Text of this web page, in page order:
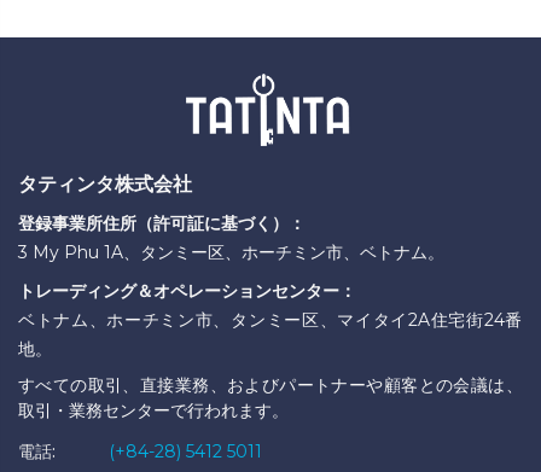
タティンタ株式会社
登録事業所住所（許可証に基づく）：
3 My Phu 1A、タンミー区、ホーチミン市、ベトナム。
トレーディング＆オペレーションセンター：
ベトナム、ホーチミン市、タンミー区、マイタイ2A住宅街24番
地。
すべての取引、直接業務、およびパートナーや顧客との会議は、
取引・業務センターで行われます。
電話:
(+84-28) 5412 5011